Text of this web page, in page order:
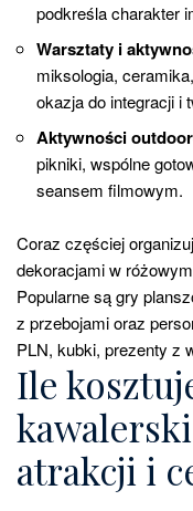
podkreśla charakter
Warsztaty i
miksologia,
okazja do integracji i
Aktywności
pikniki, wspólne
seansem filmowym.
Coraz częściej
dekoracjami w
Popularne są gry
z przebojami oraz
PLN, kubki, prezenty z
Ile
atrakcji i